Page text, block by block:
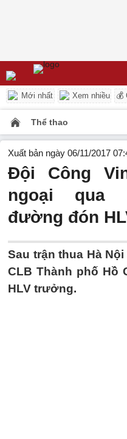
Mới nhất Xem nhiều 💰
Thể thao
Xuất bản ngày 06/11/2017
Đội Công
ngoại qua
đường đón
Sau trận thua Hà
CLB Thành phố Hồ
HLV trưởng.